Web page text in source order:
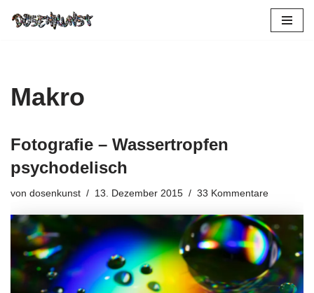
Makro
Fotografie – Wassertropfen
psychodelisch
von dosenkunst 13. Dezember 2015 33 Kommentare